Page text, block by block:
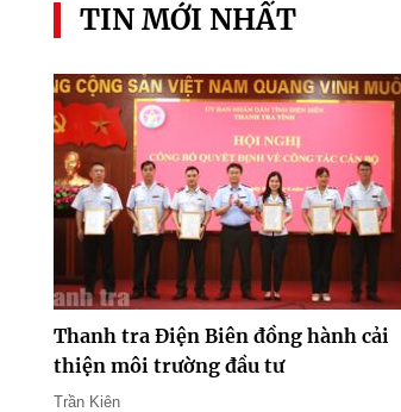
TIN MỚI NHẤT
Thanh tra Điện Biên đồng hành cải
thiện môi trường đầu tư
Trần Kiên